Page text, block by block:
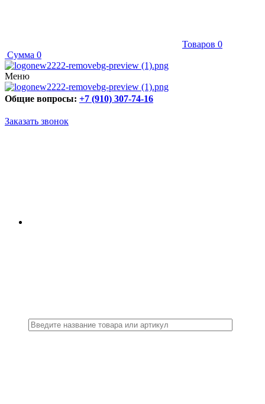
Товаров 0
Сумма 0
Меню
Общие вопросы: +7 (910) 307-74-16
Заказать звонок